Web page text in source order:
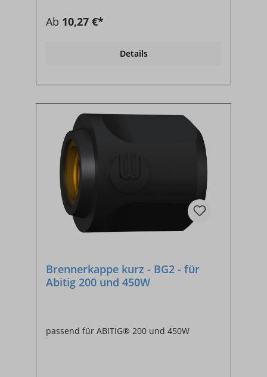
Ab 10,27 €*
Details
Brennerkappe kurz - BG2 - für
Abitig 200 und 450W
passend für ABITIG® 200 und 450W